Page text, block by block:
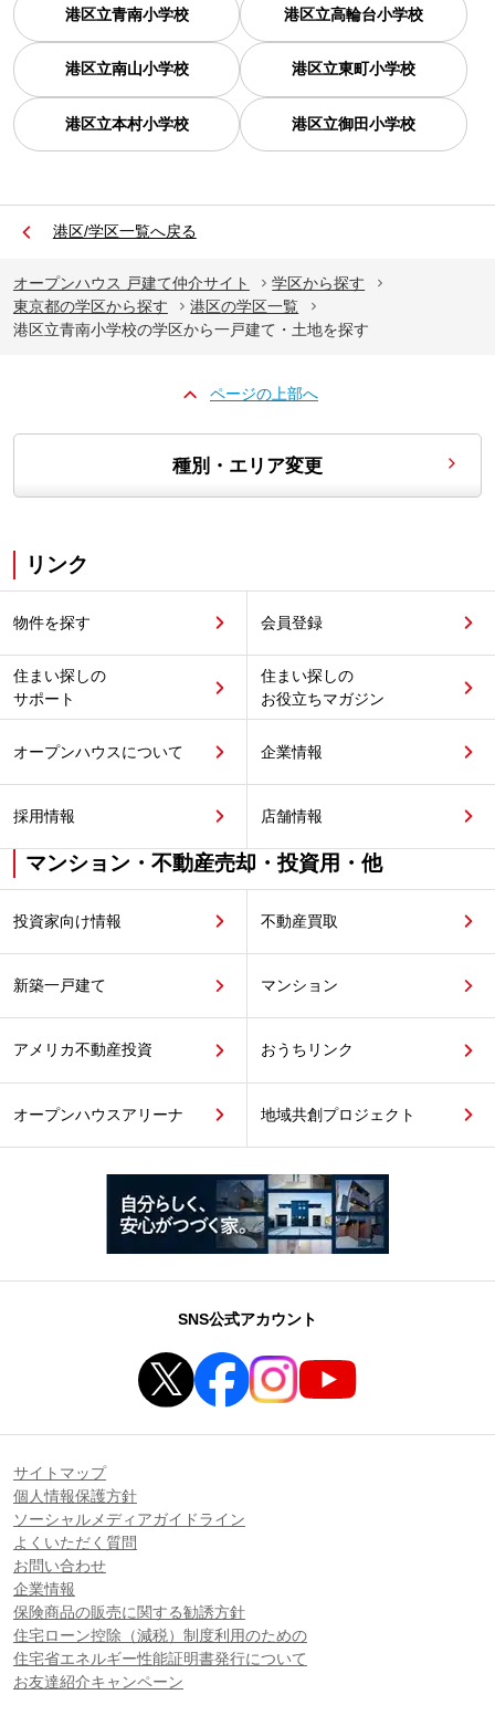
港区立青南小学校 港区立高輪台小学校
港区立南山小学校 港区立東町小学校
港区立本村小学校 港区立御田小学校
港区/学区一覧へ戻る
オープンハウス 戸建て仲介サイト
学区から探す
東京都の学区から探す
港区の学区一覧
港区立青南小学校の学区から一戸建て・土地を探す
ページの上部へ
種別・エリア変更
リンク
物件を探す 会員登録
住まい探しの
サポート
住まい探しの
お役立ちマガジン
オープンハウスについて 企業情報
採用情報 店舗情報
マンション・不動産売却・投資用・他
投資家向け情報 不動産買取
新築一戸建て マンション
アメリカ不動産投資 おうちリンク
オープンハウスアリーナ 地域共創プロジェクト
SNS公式アカウント
サイトマップ
個人情報保護方針
ソーシャルメディアガイドライン
よくいただく質問
お問い合わせ
企業情報
保険商品の販売に関する勧誘方針
住宅ローン控除（減税）制度利用のための
住宅省エネルギー性能証明書発行について
お友達紹介キャンペーン